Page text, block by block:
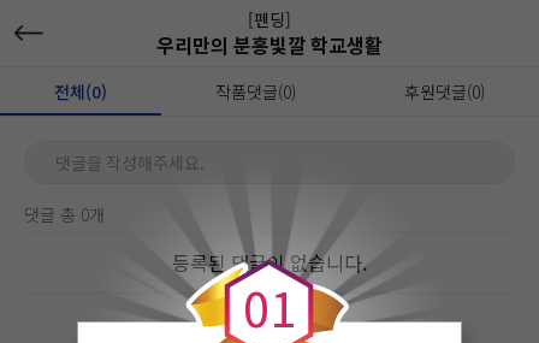
[펜딩]
우리만의 분홍빛깔 학교생활
전체(0) 작품댓글(0) 후원댓글(0)
댓글을 작성해주세요.
댓글 총 0개
등록된 댓글이 없습니다.
0
0
1